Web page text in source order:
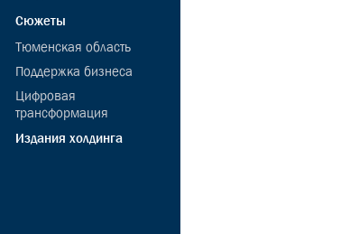
Сюжеты
Тюменская область
Поддержка бизнеса
Цифровая
трансформация
Издания холдинга